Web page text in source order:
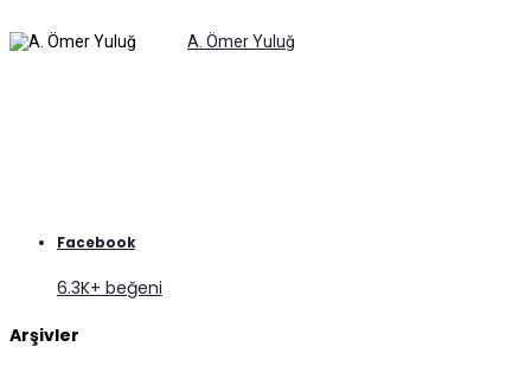
A. Ömer Yuluğ
Facebook
6.3K+ beğeni
Arşivler